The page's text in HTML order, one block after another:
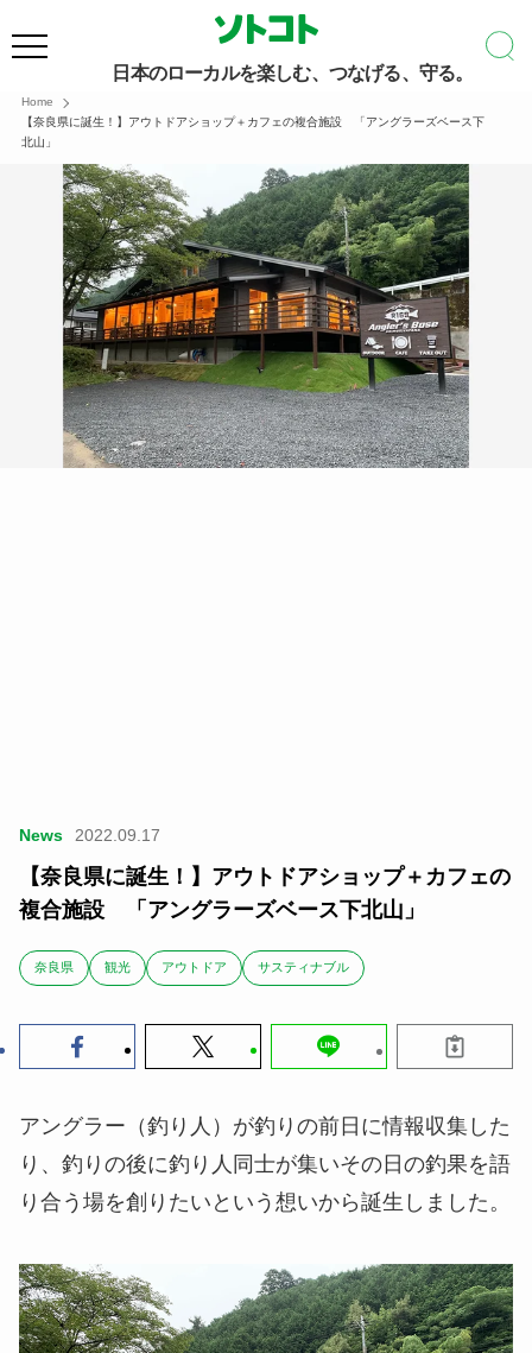
日本のローカルを楽しむ、つなげる、守る。
Home
【奈良県に誕生！】アウトドアショップ＋カフェの複合施設 「アングラーズベース下
北山」
News 2022.09.17
【奈良県に誕生！】アウトドアショップ＋カフェの
複合施設 「アングラーズベース下北山」
奈良県 観光 アウトドア サスティナブル
アングラー（釣り人）が釣りの前日に情報収集した
り、釣りの後に釣り人同士が集いその日の釣果を語
り合う場を創りたいという想いから誕生しました。